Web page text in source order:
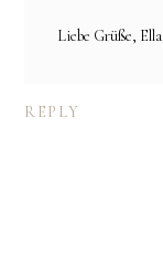
Liebe Grüße, Ella
REPLY